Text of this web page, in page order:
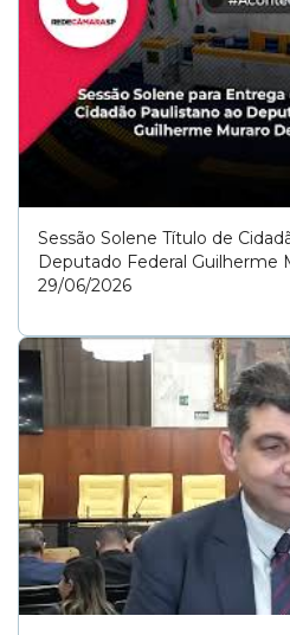
Sessão Solene Título de
Deputado Federal Guilherme
29/06/2026